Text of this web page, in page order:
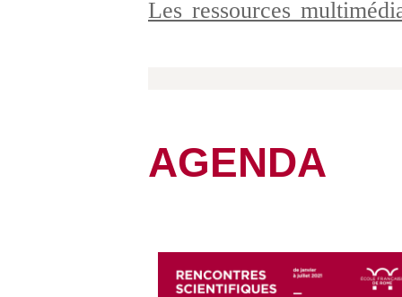
Les ressources
AGENDA